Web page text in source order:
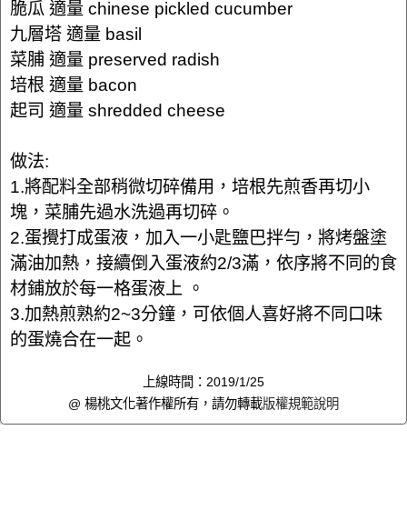
脆瓜 適量 chinese pickled cucumber
九層塔 適量 basil
菜脯 適量 preserved radish
培根 適量 bacon
起司 適量 shredded cheese
做法:
1.將配料全部稍微切碎備用，培根先煎香再切小
塊，菜脯先過水洗過再切碎。
2.蛋攪打成蛋液，加入一小匙鹽巴拌勻，將烤盤塗
滿油加熱，接續倒入蛋液約2/3滿，依序將不同的食
材鋪放於每一格蛋液上 。
3.加熱煎熟約2~3分鐘，可依個人喜好將不同口味
的蛋燒合在一起。
上線時間：2019/1/25
@ 楊桃文化著作權所有，請勿轉載版權規範說明